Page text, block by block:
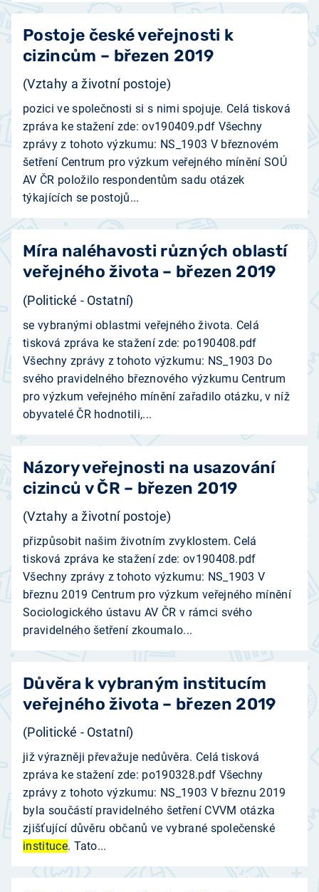
Postoje české veřejnosti k
cizincům – březen 2019
(Vztahy a životní postoje)
pozici ve společnosti si s nimi spojuje. Celá tisková
zpráva ke stažení zde: ov190409.pdf Všechny
zprávy z tohoto výzkumu: NS_1903 V březnovém
šetření Centrum pro výzkum veřejného mínění SOÚ
AV ČR položilo respondentům sadu otázek
týkajících se postojů...
Míra naléhavosti různých oblastí
veřejného života – březen 2019
(Politické - Ostatní)
se vybranými oblastmi veřejného života. Celá
tisková zpráva ke stažení zde: po190408.pdf
Všechny zprávy z tohoto výzkumu: NS_1903 Do
svého pravidelného březnového výzkumu Centrum
pro výzkum veřejného mínění zařadilo otázku, v níž
obyvatelé ČR hodnotili,...
Názory veřejnosti na usazování
cizinců v ČR – březen 2019
(Vztahy a životní postoje)
přizpůsobit našim životním zvyklostem. Celá
tisková zpráva ke stažení zde: ov190408.pdf
Všechny zprávy z tohoto výzkumu: NS_1903 V
březnu 2019 Centrum pro výzkum veřejného mínění
Sociologického ústavu AV ČR v rámci svého
pravidelného šetření zkoumalo...
Důvěra k vybraným institucím
veřejného života – březen 2019
(Politické - Ostatní)
již výrazněji převažuje nedůvěra. Celá tisková
zpráva ke stažení zde: po190328.pdf Všechny
zprávy z tohoto výzkumu: NS_1903 V březnu 2019
byla součástí pravidelného šetření CVVM otázka
zjišťující důvěru občanů ve vybrané společenské
instituce. Tato...